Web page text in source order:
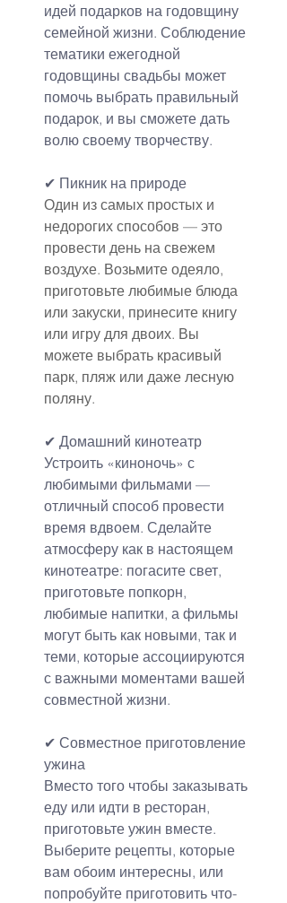
идей подарков на годовщину
семейной жизни. Соблюдение
тематики ежегодной
годовщины свадьбы может
помочь выбрать правильный
подарок, и вы сможете дать
волю своему творчеству.
✔ Пикник на природе
Один из самых простых и
недорогих способов — это
провести день на свежем
воздухе. Возьмите одеяло,
приготовьте любимые блюда
или закуски, принесите книгу
или игру для двоих. Вы
можете выбрать красивый
парк, пляж или даже лесную
поляну.
✔ Домашний кинотеатр
Устроить «киноночь» с
любимыми фильмами —
отличный способ провести
время вдвоем. Сделайте
атмосферу как в настоящем
кинотеатре: погасите свет,
приготовьте попкорн,
любимые напитки, а фильмы
могут быть как новыми, так и
теми, которые ассоциируются
с важными моментами вашей
совместной жизни.
✔ Совместное приготовление
ужина
Вместо того чтобы заказывать
еду или идти в ресторан,
приготовьте ужин вместе.
Выберите рецепты, которые
вам обоим интересны, или
попробуйте приготовить что-